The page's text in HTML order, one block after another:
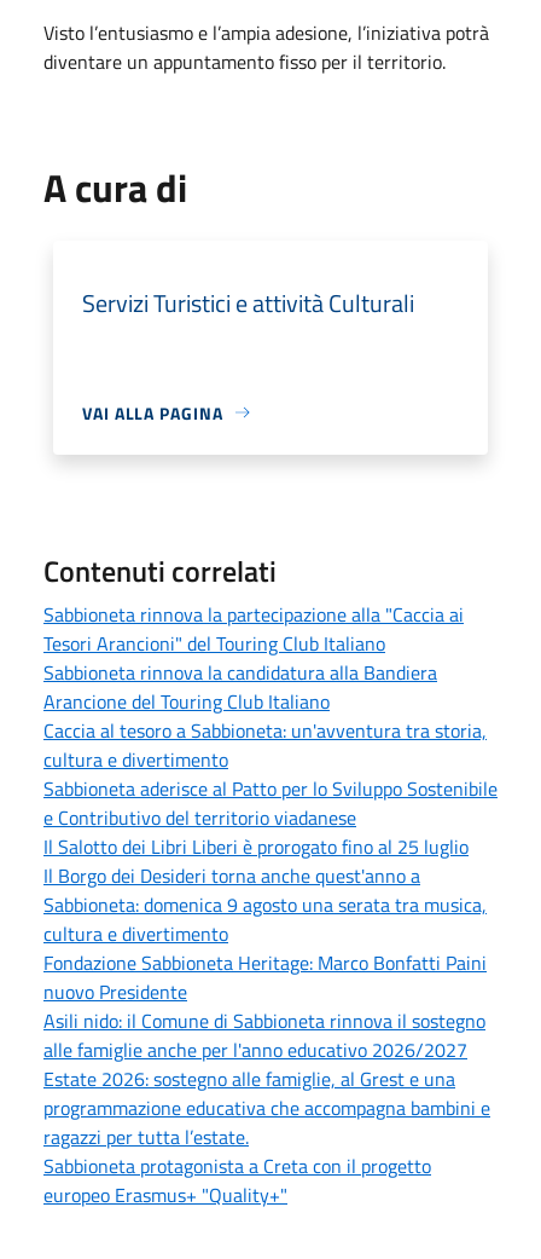
Visto l’entusiasmo e l’ampia adesione, l’iniziativa potrà
diventare un appuntamento fisso per il territorio.
A cura di
Servizi Turistici e attività Culturali
VAI ALLA PAGINA
Contenuti correlati
Sabbioneta rinnova la partecipazione alla "Caccia ai
Tesori Arancioni" del Touring Club Italiano
Sabbioneta rinnova la candidatura alla Bandiera
Arancione del Touring Club Italiano
Caccia al tesoro a Sabbioneta: un'avventura tra storia,
cultura e divertimento
Sabbioneta aderisce al Patto per lo Sviluppo Sostenibile
e Contributivo del territorio viadanese
Il Salotto dei Libri Liberi è prorogato fino al 25 luglio
Il Borgo dei Desideri torna anche quest'anno a
Sabbioneta: domenica 9 agosto una serata tra musica,
cultura e divertimento
Fondazione Sabbioneta Heritage: Marco Bonfatti Paini
nuovo Presidente
Asili nido: il Comune di Sabbioneta rinnova il sostegno
alle famiglie anche per l'anno educativo 2026/2027
Estate 2026: sostegno alle famiglie, al Grest e una
programmazione educativa che accompagna bambini e
ragazzi per tutta l’estate.
Sabbioneta protagonista a Creta con il progetto
europeo Erasmus+ "Quality+"